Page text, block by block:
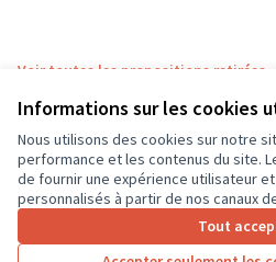
Informations sur les cookies
Nous utilisons des cookies sur notre
performance et les contenus du site.
de fournir une expérience utilisateur
personnalisés à partir de nos canaux
Tout
Voir toutes les propositions retirées
Conditions d'utilisation
Paramètres des cookies
CD37 sur X
(Lien externe)
CD37 sur Facebook
CD37 sur Instagram
CD37 sur YouTube
(Lien externe)